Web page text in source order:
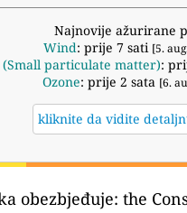
Najnovije ažurirane
Wind: prije 7 sati [5.
(Small particulate matter):
Ozone: prije 2 sata [6.
kliknite da vidite
obezbjeđuje: the